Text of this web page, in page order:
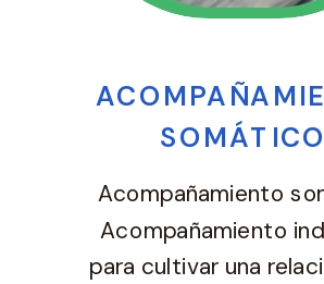
Acompañamiento
Acompañamiento
para cultivar una
SOMÁTICO